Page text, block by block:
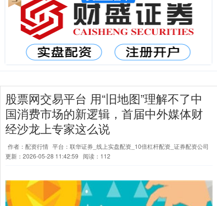
股票网交易平台 用“旧地图”理解不了中
国消费市场的新逻辑，首届中外媒体财
经沙龙上专家这么说
作者：配资行情 平台：联华证券_线上实盘配资_10倍杠杆配资_证券配资公司
更新：2026-05-28 11:42:59
阅读：112